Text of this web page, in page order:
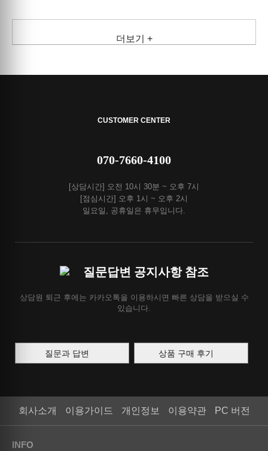
더보기 +
CUSTOMER CENTER
070-7660-4100
[상담시간] 오전 10시 30분 ~ 오후 7시
[점심시간] 오후 1시 ~ 오후 2시
일요일, 공휴일은 휴무입니다.
질문답변 공지사항 참조
상담원 퇴근 후에는 카카오톡을 이용하시면 빠른 상담을 받으실 수
있습니다.
질문과 답변 상품 구매 후기
회사소개 이용가이드 개인정보 이용약관 PC 버전
INFO